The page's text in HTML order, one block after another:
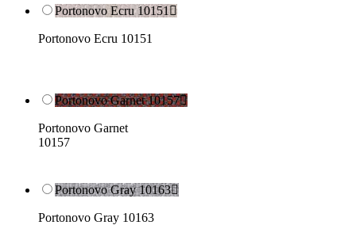
Portonovo Ecru 10151
Portonovo Ecru 10151
Portonovo Garnet 10157
Portonovo Garnet
10157
Portonovo Gray 10163
Portonovo Gray 10163